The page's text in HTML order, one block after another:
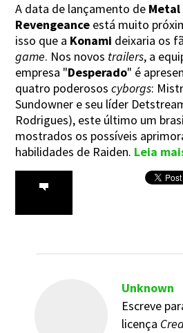
A data de lançamento de Metal
Revengeance está muito
isso que a Konami deixaria os
game. Nos novos trailers, a
empresa "Desperado" é
quatro poderososcyborgs:
Sundowner e seu líder
Rodrigues), este último um
mostrados os possíveis
habilidades de Raiden. Leia
Unknown
Escreve
licença